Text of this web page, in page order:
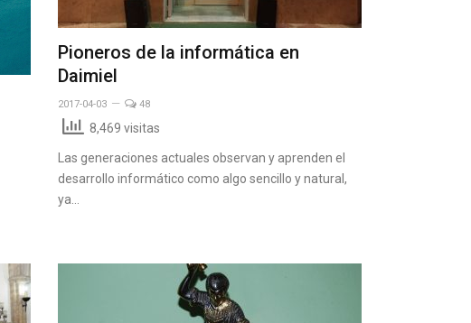
Pioneros de la informática en
Daimiel
2017-04-03 48
8,469 visitas
Las generaciones actuales observan y aprenden el
desarrollo informático como algo sencillo y natural,
ya…